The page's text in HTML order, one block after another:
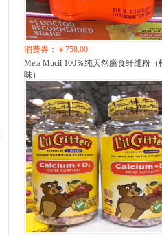
消费券：￥758.00
Meta Mucil 100％纯天然膳食纤维粉（
味）